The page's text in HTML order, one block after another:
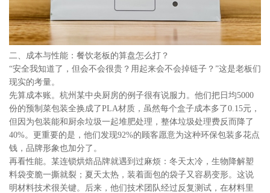
二、成本与性能：餐饮老板的算盘怎么打？
“安全我知道了，但会不会很贵？用起来会不会掉链子？”这是老板们
现实的考量。
先算成本账。杭州某中央厨房的例子很有说服力。他们把日均5000
份的预制菜包装全换成了PLA材质，虽然每个盒子成本多了0.15元，
但因为包装能和厨余垃圾一起堆肥处理，整体垃圾处理费反而降了
40%。更重要的是，他们发现92%的顾客愿意为这种环保包装多花点
钱，品牌形象也加分了。
再看性能。某连锁烘焙品牌就遇到过麻烦：冬天太冷，生物降解塑
料袋变脆一撕就裂；夏天太热，装着面包的袋子又容易变形。这说
明材料技术很关键。后来，他们技术团队经过反复测试，在材料里